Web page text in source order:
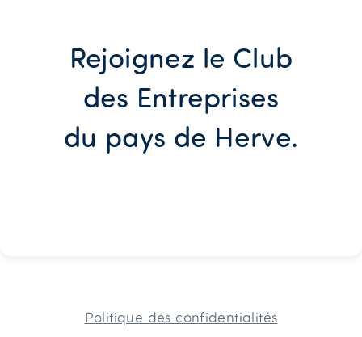
Rejoignez le Club
des Entreprises
du pays de Herve.
Politique des confidentialités